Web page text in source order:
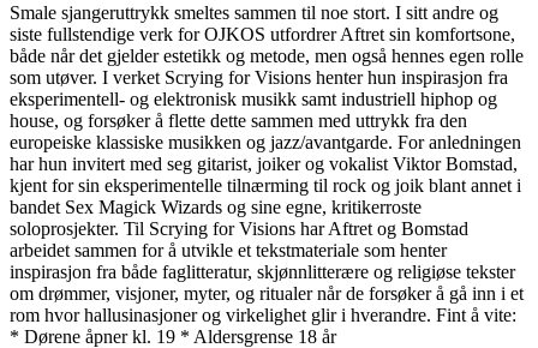
Smale sjangeruttrykk smeltes sammen til noe stort. I sitt andre og
siste fullstendige verk for OJKOS utfordrer Aftret sin komfortsone,
både når det gjelder estetikk og metode, men også hennes egen rolle
som utøver. I verket Scrying for Visions henter hun inspirasjon fra
eksperimentell- og elektronisk musikk samt industriell hiphop og
house, og forsøker å flette dette sammen med uttrykk fra den
europeiske klassiske musikken og jazz/avantgarde. For anledningen
har hun invitert med seg gitarist, joiker og vokalist Viktor Bomstad,
kjent for sin eksperimentelle tilnærming til rock og joik blant annet i
bandet Sex Magick Wizards og sine egne, kritikerroste
soloprosjekter. Til Scrying for Visions har Aftret og Bomstad
arbeidet sammen for å utvikle et tekstmateriale som henter
inspirasjon fra både faglitteratur, skjønnlitterære og religiøse tekster
om drømmer, visjoner, myter, og ritualer når de forsøker å gå inn i et
rom hvor hallusinasjoner og virkelighet glir i hverandre. Fint å vite:
* Dørene åpner kl. 19 * Aldersgrense 18 år